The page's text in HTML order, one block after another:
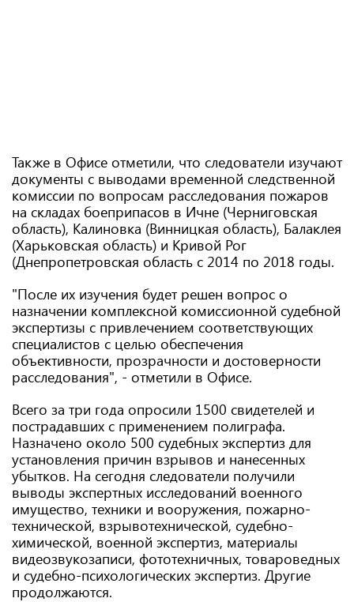
Также в Офисе отметили, что следователи изучают
документы с выводами временной следственной
комиссии по вопросам расследования пожаров
на складах боеприпасов в Ичне (Черниговская
область), Калиновка (Винницкая область), Балаклея
(Харьковская область) и Кривой Рог
(Днепропетровская область с 2014 по 2018 годы.
"После их изучения будет решен вопрос о
назначении комплексной комиссионной судебной
экспертизы с привлечением соответствующих
специалистов с целью обеспечения
объективности, прозрачности и достоверности
расследования", - отметили в Офисе.
Всего за три года опросили 1500 свидетелей и
пострадавших с применением полиграфа.
Назначено около 500 судебных экспертиз для
установления причин взрывов и нанесенных
убытков. На сегодня следователи получили
выводы экспертных исследований военного
имущество, техники и вооружения, пожарно-
технической, взрывотехнической, судебно-
химической, военной экспертиз, материалы
видеозвукозаписи, фототехничных, товароведных
и судебно-психологических экспертиз. Другие
продолжаются.